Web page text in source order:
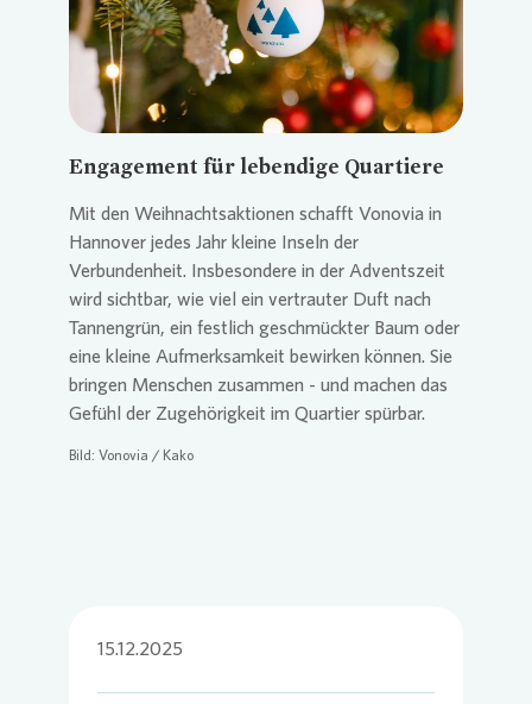
Loading...
Engagement für lebendige Quartiere
Mit den Weihnachtsaktionen schafft Vonovia in
Hannover jedes Jahr kleine Inseln der
Verbundenheit. Insbesondere in der Adventszeit
wird sichtbar, wie viel ein vertrauter Duft nach
Tannengrün, ein festlich geschmückter Baum oder
eine kleine Aufmerksamkeit bewirken können. Sie
bringen Menschen zusammen - und machen das
Gefühl der Zugehörigkeit im Quartier spürbar.
Bild: Vonovia / Kako
15.12.2025